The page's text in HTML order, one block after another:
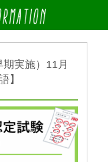
実施）11月
】